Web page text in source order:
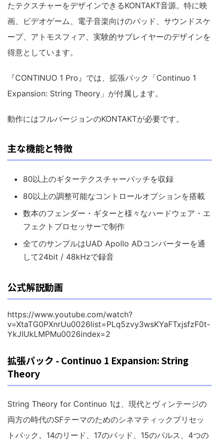
たテクスチャーをデザインできるKONTAKT音源。特に映
画、ビデオゲーム、電子音楽向けのパッド、サウンドスケ
ープ、アトモスフィア、実験的サブレイヤーのデザインを
得意としています。
『CONTINUO 1 Pro』では、拡張パック「Continuo 1
Expansion: String Theory」が付属します。
動作にはフルバージョンのKONTAKTが必要です。
主な機能と特徴
80以上のギターテクスチャーパッチを収録
80以上の調整可能なコントロールオプションを搭載
数本のフェンダー・ギターと様々なハードウェア・エ
フェクトプロセッサーで制作
全てのサンプルはUAD Apollo ADコンバーターを通
して24bit / 48kHzで録音
公式解説動画
https://www.youtube.com/watch?
v=XtaTG0PXnrUu0026list=PLq5zvy3wsKYaFTxjsfzF0t-
YkJIUkLMPMu0026index=2
拡張パック - Continuo 1 Expansion: String
Theory
String Theory for Continuo 1は、現代とヴィンテージの
両方の時代のSFテーマのためのシネマティックプリセッ
トパック。14のリード、17のパッド、15のパルス、4つの